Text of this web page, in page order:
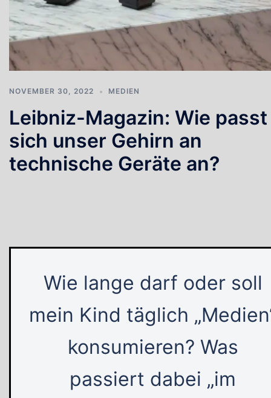
NOVEMBER 30, 2022 MEDIEN
Leibniz-Magazin: Wie passt
sich unser Gehirn an
technische Geräte an?
Wie lange darf oder soll
mein Kind täglich
konsumieren? Was
passiert dabei „im